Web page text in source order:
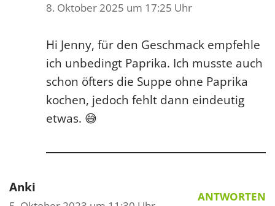
8. Oktober 2025 um 17:25 Uhr
Hi Jenny, für den Geschmack empfehle
ich unbedingt Paprika. Ich musste auch
schon öfters die Suppe ohne Paprika
kochen, jedoch fehlt dann eindeutig
etwas. 😅
Anki
ANTWORTEN